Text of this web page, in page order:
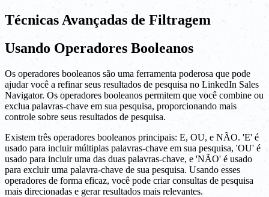
Técnicas Avançadas de Filtragem
Usando Operadores Booleanos
Os operadores booleanos são uma ferramenta poderosa que pode
ajudar você a refinar seus resultados de pesquisa no LinkedIn Sales
Navigator. Os operadores booleanos permitem que você combine ou
exclua palavras-chave em sua pesquisa, proporcionando mais
controle sobre seus resultados de pesquisa.
Existem três operadores booleanos principais: E, OU, e NÃO. 'E' é
usado para incluir múltiplas palavras-chave em sua pesquisa, 'OU' é
usado para incluir uma das duas palavras-chave, e 'NÃO' é usado
para excluir uma palavra-chave de sua pesquisa. Usando esses
operadores de forma eficaz, você pode criar consultas de pesquisa
mais direcionadas e gerar resultados mais relevantes.